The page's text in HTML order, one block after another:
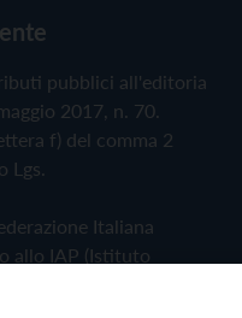
pubblici all'editoria
2017, n. 70.
f) del comma 2
Lgs.
Italiana
allo IAP (Istituto